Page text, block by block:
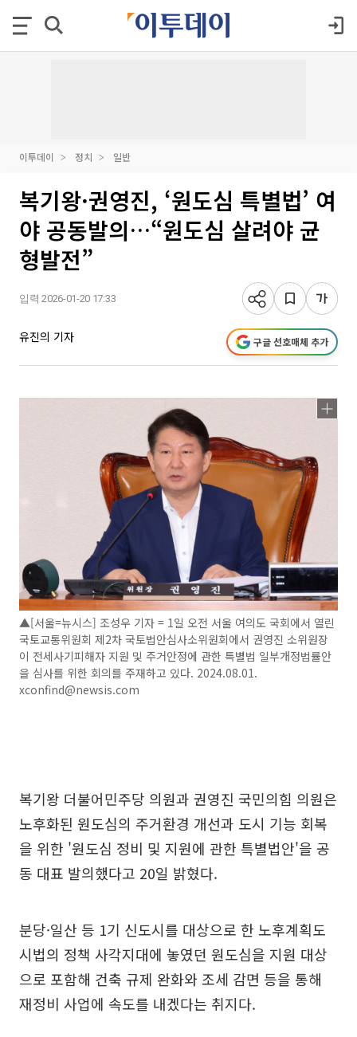
이투데이 정치 일반
복기왕·권영진, ‘원도심 특별법’ 여
야 공동발의…“원도심 살려야 균
형발전”
입력 2026-01-20 17:33
유진의 기자 구글 선호매체 추가
▲[서울=뉴시스] 조성우 기자 = 1일 오전 서울 여의도 국회에서 열린
국토교통위원회 제2차 국토법안심사소위원회에서 권영진 소위원장
이 전세사기피해자 지원 및 주거안정에 관한 특별법 일부개정법률안
을 심사를 위한 회의를 주재하고 있다. 2024.08.01.
xconfind@newsis.com
복기왕 더불어민주당 의원과 권영진 국민의힘 의원은
노후화된 원도심의 주거환경 개선과 도시 기능 회복
을 위한 '원도심 정비 및 지원에 관한 특별법안'을 공
동 대표 발의했다고 20일 밝혔다.
분당·일산 등 1기 신도시를 대상으로 한 노후계획도
시법의 정책 사각지대에 놓였던 원도심을 지원 대상
으로 포함해 건축 규제 완화와 조세 감면 등을 통해
재정비 사업에 속도를 내겠다는 취지다.